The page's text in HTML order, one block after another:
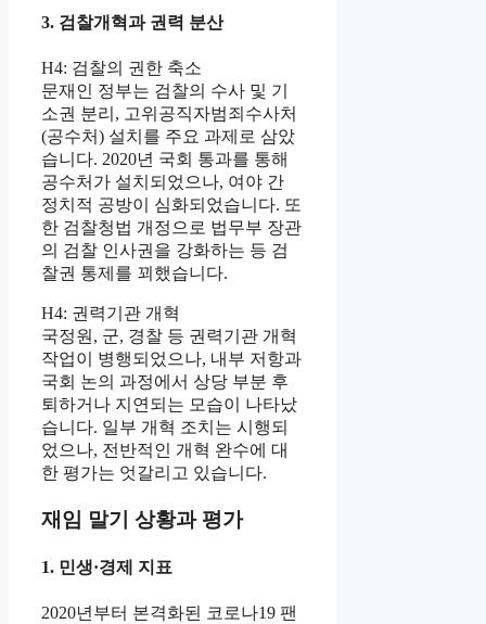
3. 검찰개혁과 권력 분산
H4: 검찰의 권한 축소
문재인 정부는 검찰의 수사 및 기
소권 분리, 고위공직자범죄수사처
(공수처) 설치를 주요 과제로 삼았
습니다. 2020년 국회 통과를 통해
공수처가 설치되었으나, 여야 간
정치적 공방이 심화되었습니다. 또
한 검찰청법 개정으로 법무부 장관
의 검찰 인사권을 강화하는 등 검
찰권 통제를 꾀했습니다.
H4: 권력기관 개혁
국정원, 군, 경찰 등 권력기관 개혁
작업이 병행되었으나, 내부 저항과
국회 논의 과정에서 상당 부분 후
퇴하거나 지연되는 모습이 나타났
습니다. 일부 개혁 조치는 시행되
었으나, 전반적인 개혁 완수에 대
한 평가는 엇갈리고 있습니다.
재임 말기 상황과 평가
1. 민생·경제 지표
2020년부터 본격화된 코로나19 팬